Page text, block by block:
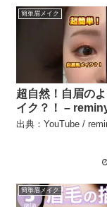
簡単眉メイク
超自然！自眉の
イク？！ –
出典：YouTube /
簡単眉メイク